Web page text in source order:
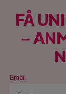
FÅ
–
Email